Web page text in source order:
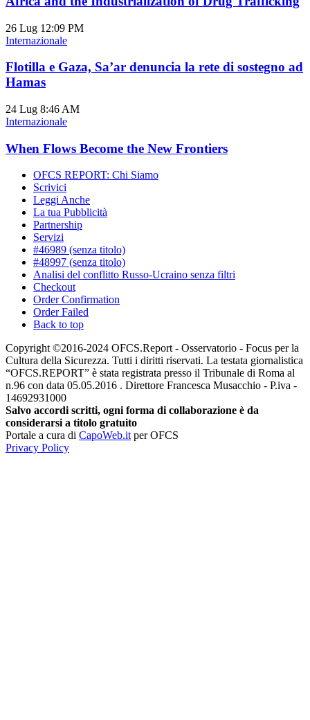
26 Lug 12:09 PM
Internazionale
Flotilla e Gaza, Sa’ar denuncia la rete di sostegno ad
Hamas
24 Lug 8:46 AM
Internazionale
When Flows Become the New Frontiers
OFCS REPORT: Chi Siamo
Scrivici
Leggi Anche
La tua Pubblicità
Partnership
Servizi
#46989 (senza titolo)
#48997 (senza titolo)
Analisi del conflitto Russo-Ucraino senza filtri
Checkout
Order Confirmation
Order Failed
Back to top
Copyright ©2016-2024 OFCS.Report - Osservatorio - Focus per la
Cultura della Sicurezza. Tutti i diritti riservati. La testata giornalistica
“OFCS.REPORT” è stata registrata presso il Tribunale di Roma al
n.96 con data 05.05.2016 . Direttore Francesca Musacchio - P.iva -
14692931000
Salvo accordi scritti, ogni forma di collaborazione è da
considerarsi a titolo gratuito
Portale a cura di CapoWeb.it per OFCS
Privacy Policy